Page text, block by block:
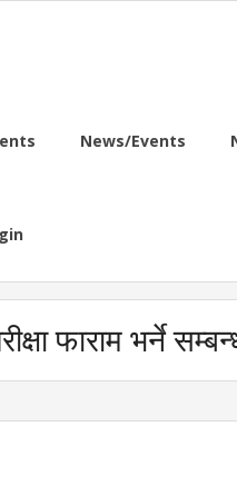
News/Events
फाराम भर्ने